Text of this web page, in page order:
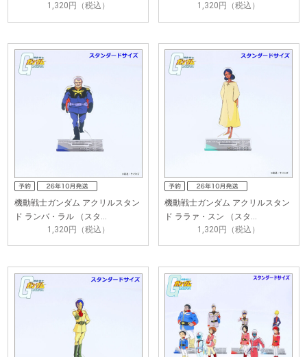
1,320円（税込）
1,320円（税込）
機動戦士ガンダム アクリルスタン
ド ランバ・ラル （スタ…
1,320円（税込）
機動戦士ガンダム アクリルスタン
ド ララァ・スン （スタ…
1,320円（税込）